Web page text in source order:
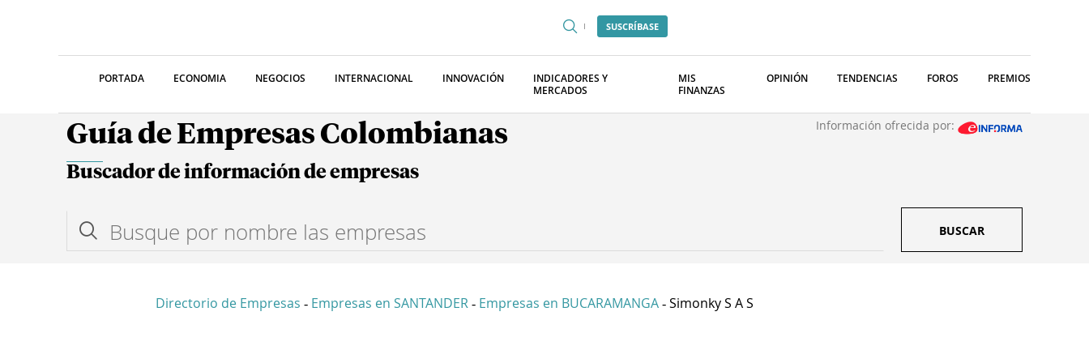
SUSCRÍBASE
PORTADA ECONOMIA NEGOCIOS INTERNACIONAL INNOVACIÓN
INDICADORES Y
MERCADOS
MIS
FINANZAS
OPINIÓN TENDENCIAS FOROS PREMIOS
Guía de Empresas Colombianas Información ofrecida por:
Buscador de información de empresas
BUSCAR
Directorio de Empresas - Empresas en SANTANDER - Empresas en BUCARAMANGA - Simonky S A S